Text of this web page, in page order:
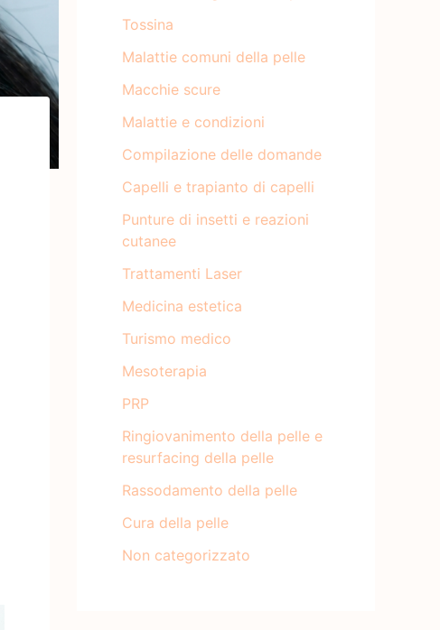
Tossina
Malattie comuni della pelle
Macchie scure
Malattie e condizioni
Compilazione delle domande
Capelli e trapianto di capelli
Punture di insetti e reazioni
cutanee
Trattamenti Laser
Medicina estetica
Turismo medico
Mesoterapia
PRP
Ringiovanimento della pelle e
resurfacing della pelle
Rassodamento della pelle
Cura della pelle
Non categorizzato